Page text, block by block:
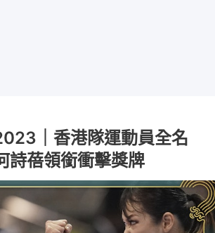
｜香港隊運動員全名
蓓領銜衝擊獎牌